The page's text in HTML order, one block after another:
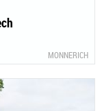
MONNERICH